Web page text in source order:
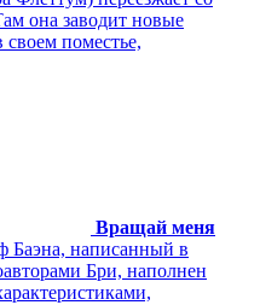
она заводит новые
поместье,
Вращай меня
Баэна, написанный в
Бри, наполнен